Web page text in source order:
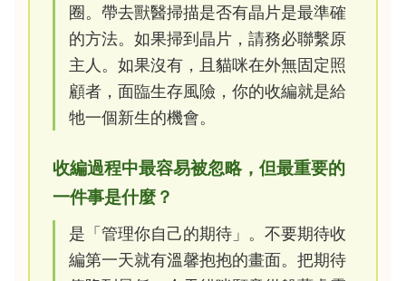
圈。帶去獸醫掃描是否有晶片是最準確
的方法。如果掃到晶片，請務必聯繫原
主人。如果沒有，且貓咪在外無固定照
顧者，面臨生存風險，你的收編就是給
牠一個新生的機會。
收編過程中最容易被忽略，但最重要的
一件事是什麼？
是「管理你自己的期待」。不要期待收
編第一天就有溫馨抱抱的畫面。把期待